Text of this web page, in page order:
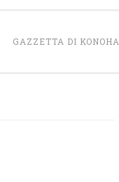
GAZZETTA DI KONOHA